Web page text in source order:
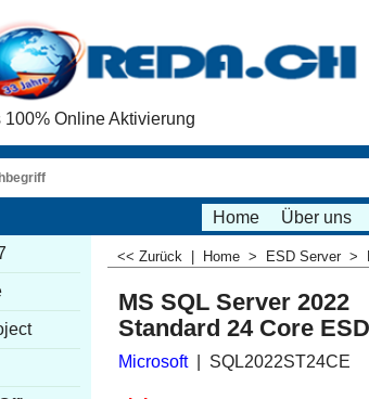
Online Aktivierung
Home Über uns
<< Zurück Home > ESD Server >
MS SQL Server 2022
Standard 24 Core ESD
Microsoft SQL2022ST24CE